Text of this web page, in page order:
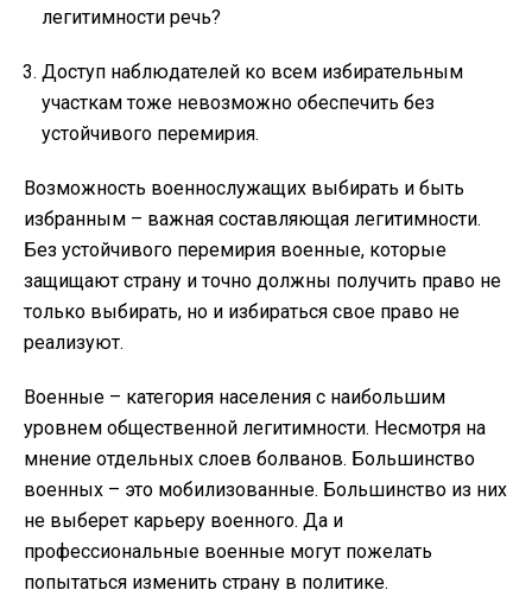
легитимности речь?
Доступ наблюдателей ко всем избирательным
участкам тоже невозможно обеспечить без
устойчивого перемирия.
Возможность военнослужащих выбирать и быть
избранным – важная составляющая легитимности.
Без устойчивого перемирия военные, которые
защищают страну и точно должны получить право не
только выбирать, но и избираться свое право не
реализуют.
Военные – категория населения с наибольшим
уровнем общественной легитимности. Несмотря на
мнение отдельных слоев болванов. Большинство
военных – это мобилизованные. Большинство из них
не выберет карьеру военного. Да и
профессиональные военные могут пожелать
попытаться изменить страну в политике.